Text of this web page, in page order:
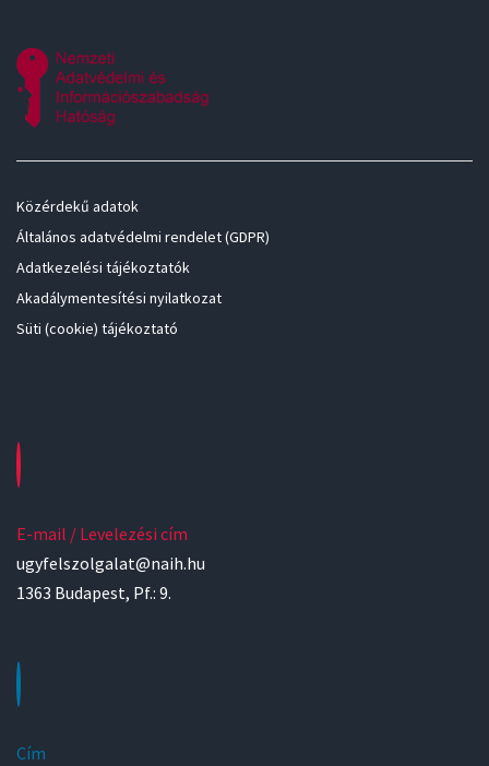
Közérdekű adatok
Általános adatvédelmi rendelet (GDPR)
Adatkezelési tájékoztatók
Akadálymentesítési nyilatkozat
Süti (cookie) tájékoztató
E-mail / Levelezési cím
ugyfelszolgalat@naih.hu
1363 Budapest, Pf.: 9.
Cím